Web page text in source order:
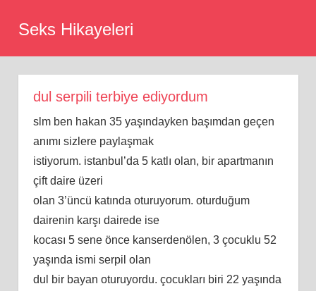
Seks Hikayeleri
dul serpili terbiye ediyordum
slm ben hakan 35 yaşındayken başımdan geçen
anımı sizlere paylaşmak
istiyorum. istanbul’da 5 katlı olan, bir apartmanın
çift daire üzeri
olan 3’üncü katında oturuyorum. oturduğum
dairenin karşı dairede ise
kocası 5 sene önce kanserdenölen, 3 çocuklu 52
yaşında ismi serpil olan
dul bir bayan oturuyordu. çocukları biri 22 yaşında